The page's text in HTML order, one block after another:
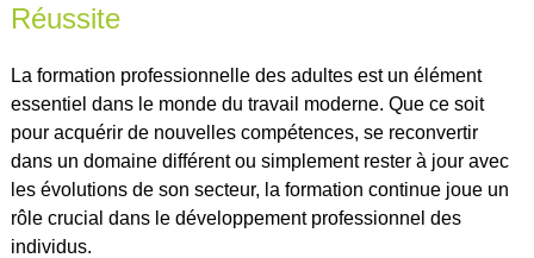
Réussite
La formation professionnelle des adultes est un élément
essentiel dans le monde du travail moderne. Que ce soit
pour acquérir de nouvelles compétences, se reconvertir
dans un domaine différent ou simplement rester à jour avec
les évolutions de son secteur, la formation continue joue un
rôle crucial dans le développement professionnel des
individus.